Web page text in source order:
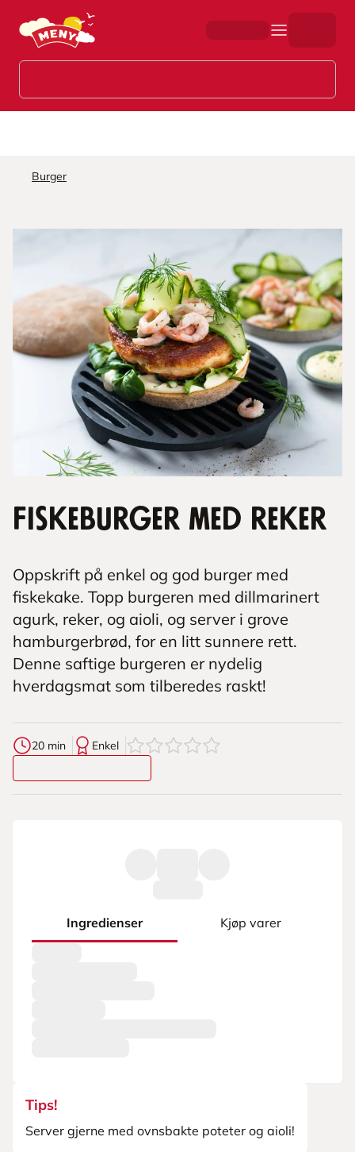
Hopp til hovedinnhold
Burger
Fiskeburger med reker
Oppskrift på enkel og god burger med
fiskekake. Topp burgeren med dillmarinert
agurk, reker, og aioli, og server i grove
hamburgerbrød, for en litt sunnere rett.
Denne saftige burgeren er nydelig
hverdagsmat som tilberedes raskt!
20 min Enkel 0av5stjerner
Ingredienser Kjøp varer
Tips!
Server gjerne med ovnsbakte poteter og aioli!